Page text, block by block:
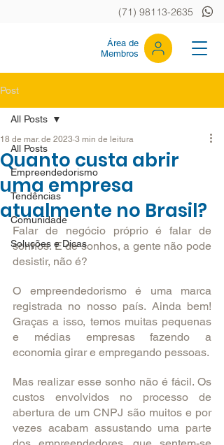
Área de
Membros
(71) 98113-2635
Post
All Posts
Empreendedorismo
Tendências
Comunidade
Soluções e Dicas
All Posts
Quanto custa abrir
uma empresa
atualmente no Brasil?
18 de mar. de 2023 3 min de leitura
Falar de negócio próprio é falar de
sonhos. E de sonhos, a gente não pode
desistir, não é?
O empreendedorismo é uma marca
registrada no nosso país. Ainda bem!
Graças a isso, temos muitas pequenas
e médias empresas fazendo a
economia girar e empregando pessoas.
Mas realizar esse sonho não é fácil. Os
custos envolvidos no processo de
abertura de um CNPJ são muitos e por
vezes acabam assustando uma parte